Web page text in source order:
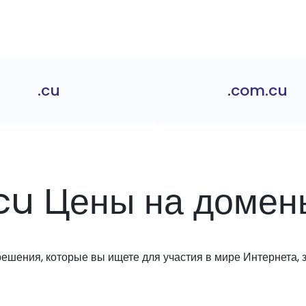
.cu .com.cu
Цены на
которые вы ищете для участия в мире Интернета,